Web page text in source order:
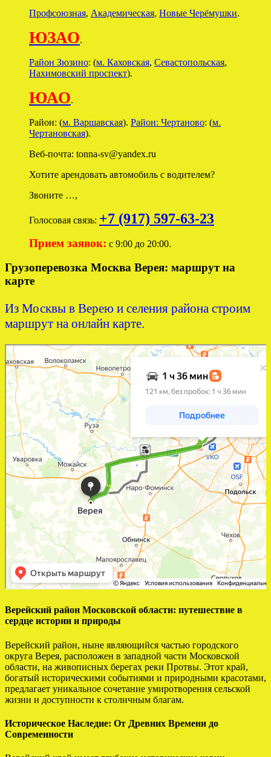
Профсоюзная, Академическая, Новые Черёмушки.
ЮЗАО.
Район Зюзино: (м. Каховская, Севастопольская,
Нахимовский проспект).
ЮАО.
Район: (м. Варшавская). Район: Чертаново: (м.
Чертановская).
Веб-почта: tonna-sv@yandex.ru
Хотите арендовать автомобиль с водителем?
Звоните …,
Голосовая связь: +7 (917) 597-63-23
Прием заявок: с 9:00 до 20:00.
Грузоперевозка Москва Верея: маршрут на
карте
Из Москвы в Верею и селения района строим
маршрут на онлайн карте.
Яндекс Карты
Яндекс Карты
Верейский район Московской области: путешествие в
сердце истории и природы
Верейский район, ныне являющийся частью городского
округа Верея, расположен в западной части Московской
области, на живописных берегах реки Протвы. Этот край,
богатый историческими событиями и природными красотами,
предлагает уникальное сочетание умиротворения сельской
жизни и доступности к столичным благам.
Историческое Наследие: От Древних Времени до
Современности